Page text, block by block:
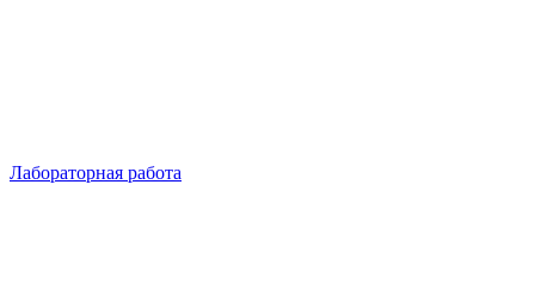
Лабораторная работа